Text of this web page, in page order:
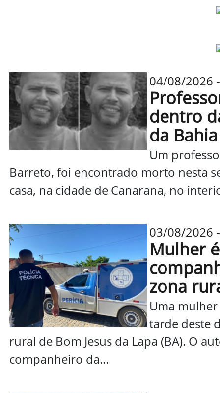
04/08/2026
dentro
da Bahia
Um
Barreto, foi encontrado morto nesta
casa, na cidade de Canarana, no
03/08/2026
Mulher
zona
Uma
tarde deste
rural de Bom Jesus da Lapa (BA). O
companheiro da...